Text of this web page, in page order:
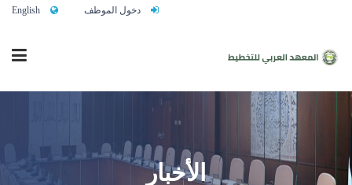
دخول الموظف English
الرئيسية
من نحن الأخبار